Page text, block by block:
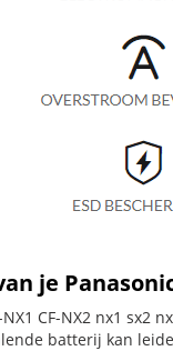
je Panasonic
CF-NX2 nx1
batterij kan